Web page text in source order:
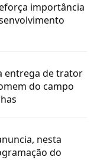
importância
entrega de trator
do campo
nesta
do